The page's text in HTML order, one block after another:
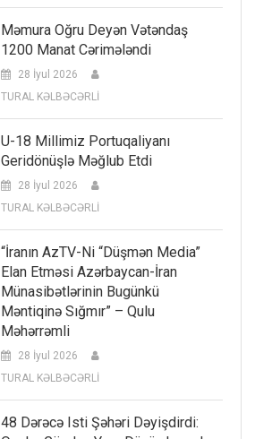
Məmura Oğru Deyən Vətəndaş
1200 Manat Cərimələndi
28 İyul 2026
TURAL KƏLBƏCƏRLİ
U-18 Millimiz Portuqaliyanı
Geridönüşlə Məğlub Etdi
28 İyul 2026
TURAL KƏLBƏCƏRLİ
“İranın AzTV-Ni “düşmən Media”
Elan Etməsi Azərbaycan-İran
Münasibətlərinin Bugünkü
Məntiqinə Sığmır” – Qulu
Məhərrəmli
28 İyul 2026
TURAL KƏLBƏCƏRLİ
48 Dərəcə Isti Şəhəri Dəyişdirdi: